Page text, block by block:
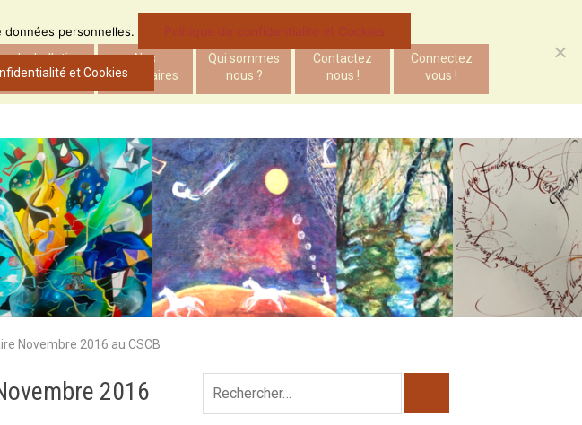
Le bulletin
d’ADS
Nos
partenaires
Qui sommes
nous ?
Contactez
nous !
Connectez
vous !
Novembre 2016 au CSCB
2016
personnelles. Politique de confidentialité et Cookies
et Cookies